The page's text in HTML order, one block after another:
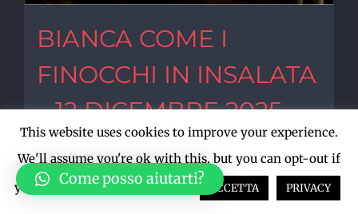
BIANCA COME I
FINOCCHI IN INSALATA
– 12 DICEMBRE 2025 –
COMPAGNIA DEL
CALZINO
This website uses cookies to improve your experience.
We'll assume you're ok with this, but you can opt-out if
you wish.
Cookie settings ACCETTA PRIVACY
Come posso aiutarti?